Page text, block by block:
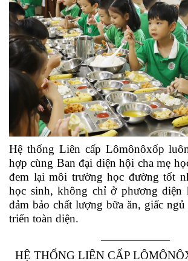
Hệ thống Liên cấp Lômônôxốp
hợp cùng Ban đại diện hội cha mẹ
đem lại môi trường học đường tốt
học sinh, không chỉ ở phương diện
đảm bảo chất lượng bữa ăn, giấc ngủ
triển toàn diện.
——————
HỆ THỐNG LIÊN CẤP